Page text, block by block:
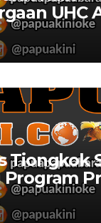
UHC
Tiongkok